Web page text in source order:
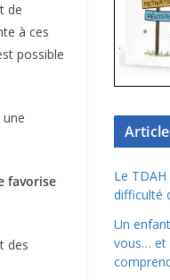
de
à ces
possible
favorise
des
Le
difficulté
Un
vous… et